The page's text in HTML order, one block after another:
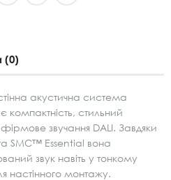
(0)
акустична система
стильний
звучання DALI. Завдяки
SMC™ Essential вона
звук навіть у тонкому
настінного монтажу.